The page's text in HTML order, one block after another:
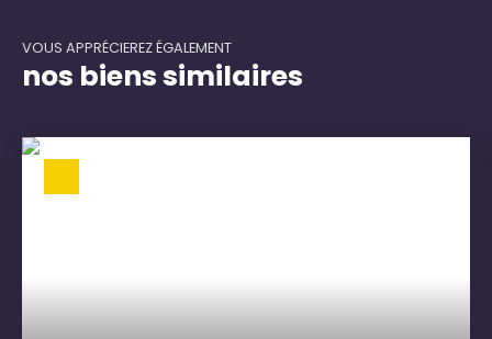
VOUS APPRÉCIEREZ ÉGALEMENT
nos biens similaires